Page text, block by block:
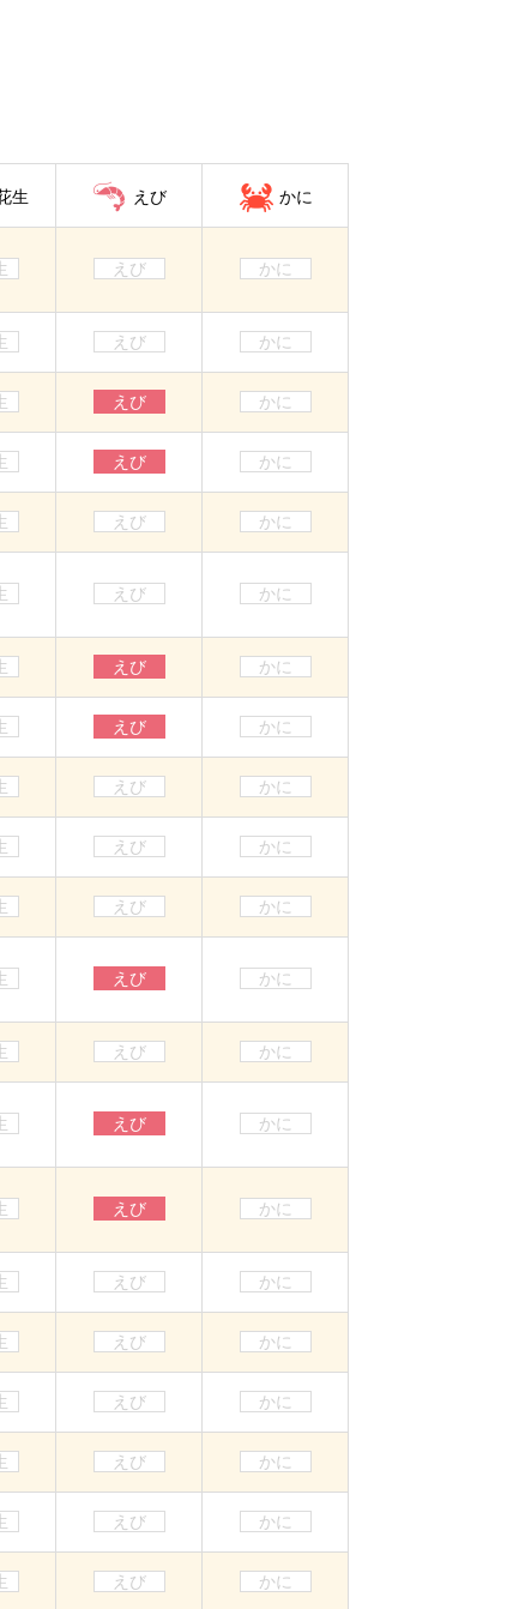
生 えび かに
えび かに
えび かに
えび かに
えび かに
えび かに
えび かに
えび かに
えび かに
えび かに
えび かに
えび かに
えび かに
えび かに
えび かに
えび かに
えび かに
えび かに
えび かに
えび かに
えび かに
えび かに